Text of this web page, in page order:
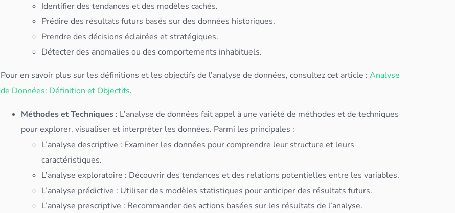
Identifier des tendances et des modèles cachés.
Prédire des résultats futurs basés sur desdonnées historiques.
Prendre des décisions éclairées et stratégiques.
Détecter des anomalies ou des comportements inhabituels.
Pour en savoir plus sur les définitions et les objectifs de l’analyse dedonnées, consultez cet article :Analyse
de Données: Définition et Objectifs.
Méthodes et Techniques : L’analyse dedonnées fait appel à une variété de méthodes et de techniques
pour explorer, visualiser et interpréter lesdonnées. Parmi les principales :
L’analyse descriptive : Examiner lesdonnées pour comprendre leur structure et leurs
caractéristiques.
L’analyse exploratoire : Découvrir des tendances et des relations potentielles entre les variables.
L’analyse prédictive : Utiliser des modèles statistiques pour anticiper des résultats futurs.
L’analyse prescriptive : Recommander des actions basées sur les résultats de l’analyse.